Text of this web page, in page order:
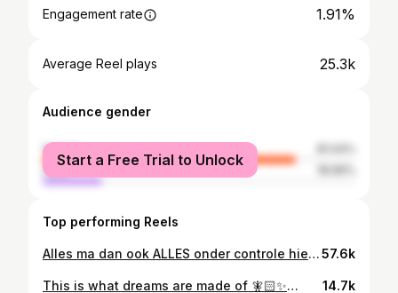
Engagement rate 1.91%
Average Reel plays 25.3k
Audience gender
female
male
Start a Free Trial to Unlock
Top performing Reels
Alles ma dan ook ALLES onder controle hier 🤡😂 mijn schoonzus zei dat het überhaupt al een prestatie is da’k mij wa schmink dus daar ga’k me aan optrekken 🙈 sorry boyke ma de Elf Halo Glow staat u wel ✨fabulous✨🩵 • • #moederschap #eerlijkmoederschap #momlife #mom #motherhood #mama #mamablog #vlaamse #moederen #newborn #mommakeup57.6k
This is what dreams are made of 🧚🏻✨💅🏼 • • IB: @katiejo_plusourtrio 🩷 • #momof2 #girlsmom #carpicnic #momlife #toddlerlife 14.7k